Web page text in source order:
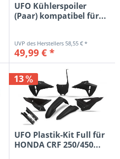
UFO Kühlerspoiler
(Paar) kompatibel für...
58,55 € *
49,99 € *
13
UFO Plastik-Kit Full für
HONDA CRF 250/450...